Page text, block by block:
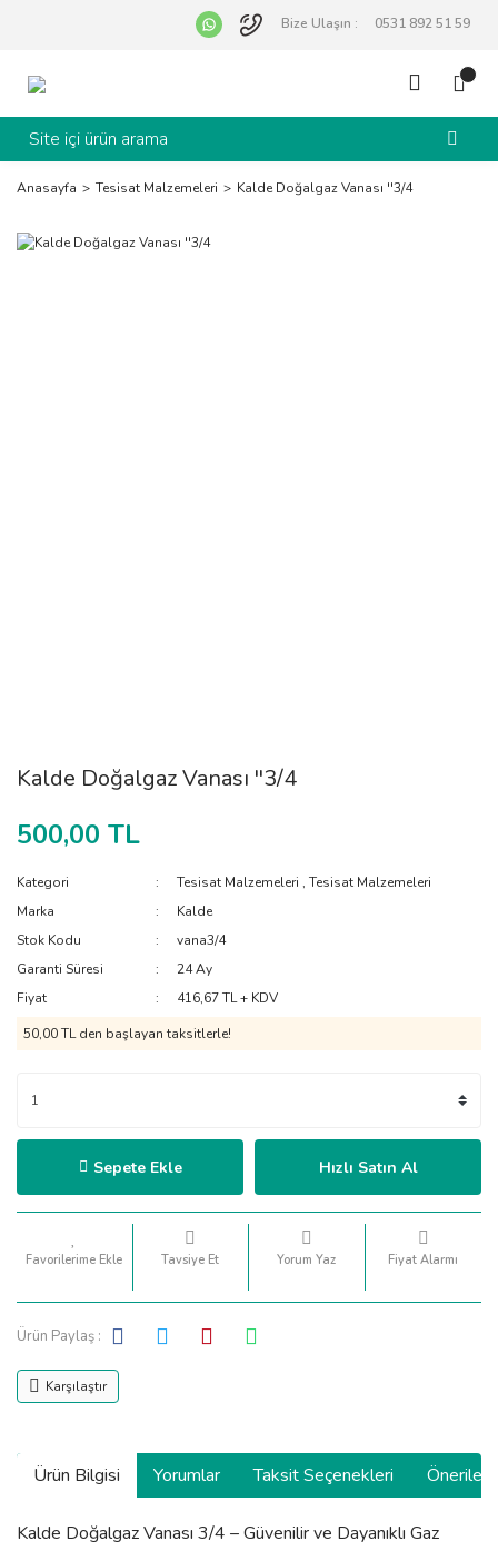
Bize Ulaşın : 0531 892 51 59
Anasayfa Tesisat Malzemeleri Kalde Doğalgaz Vanası ''3/4
Kalde Doğalgaz Vanası ''3/4
500,00 TL
Kategori Tesisat Malzemeleri ,Tesisat Malzemeleri
Marka
Kalde
Stok Kodu
vana3/4
Garanti Süresi
24 Ay
Fiyat
416,67 TL + KDV
50,00 TL den başlayan taksitlerle!
Sepete Ekle Hızlı Satın Al
Tavsiye Et Yorum Yaz Fiyat Alarmı
Ürün Paylaş :
Karşılaştır
Ürün Bilgisi Yorumlar Taksit Seçenekleri
Kalde Doğalgaz Vanası 3/4 – Güvenilir ve Dayanıklı Gaz